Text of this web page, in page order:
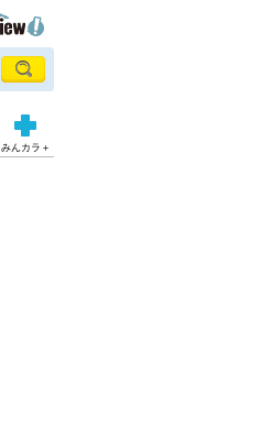
みんカラ＋